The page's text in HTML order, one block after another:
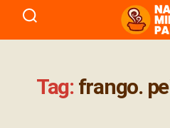
Tag: frango.